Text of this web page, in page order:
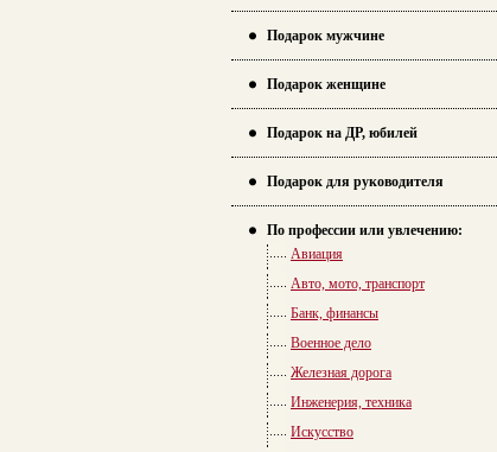
Подарок мужчине
Подарок женщине
Подарок на ДР, юбилей
Подарок для руководителя
По профессии или увлечению:
Авиация
Авто, мото, транспорт
Банк, финансы
Военное дело
Железная дорога
Инженерия, техника
Искусство